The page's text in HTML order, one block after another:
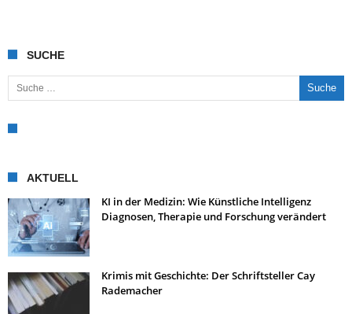
SUCHE
Suche nach:
AKTUELL
KI in der Medizin: Wie Künstliche Intelligenz
Diagnosen, Therapie und Forschung verändert
Krimis mit Geschichte: Der Schriftsteller Cay
Rademacher